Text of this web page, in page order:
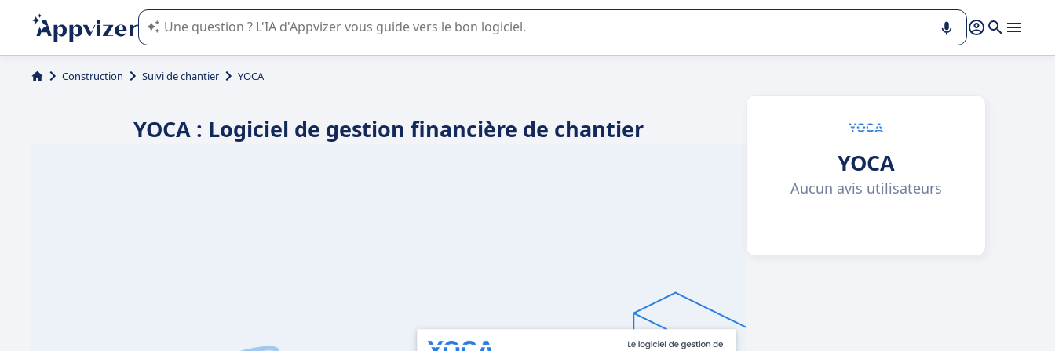
L'IA de Appvizer vous guide dans l'utilisation ou la sélection de logiciel SaaS en entreprise.
Construction Suivi de chantier YOCA
YOCA : Logiciel de gestion financière de chantier
YOCA
Aucun avis utilisateurs